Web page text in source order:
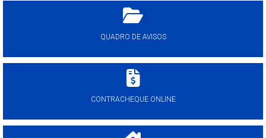
QUADRO DE AVISOS
CONTRACHEQUE ONLINE